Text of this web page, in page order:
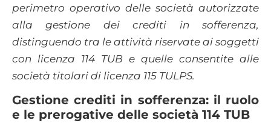
perimetro operativo delle società autorizzate
alla gestione dei crediti in sofferenza,
distinguendo tra le attività riservate ai soggetti
con licenza 114 TUB e quelle consentite alle
società titolari di licenza 115 TULPS.
Gestione crediti in sofferenza: il ruolo
e le prerogative delle società 114 TUB